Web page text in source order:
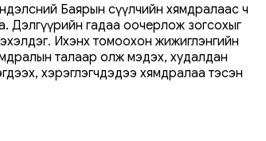
Баярын сүүлчийн хямдралаас ч
Дэлгүүрийн гадаа оочерлож зогсохыг
Ихэнх томоохон жижиглэнгийн
талаар олж мэдэх, худалдан
хэрэглэгчдэдээ хямдралаа тэсэн